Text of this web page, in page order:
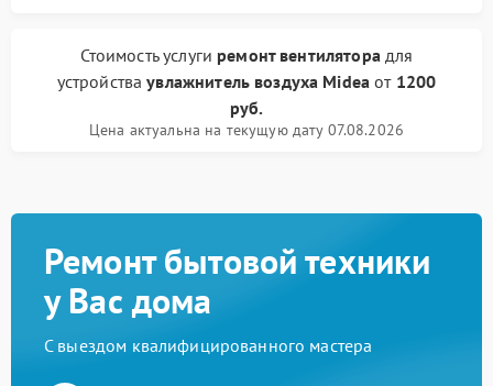
Стоимость услуги ремонт вентиляторадля
устройстваувлажнитель воздуха Midea от 1200
руб.
Цена актуальна на текущую дату 07.08.2026
Ремонт бытовой техники
у Вас дома
С выездом квалифицированного мастера